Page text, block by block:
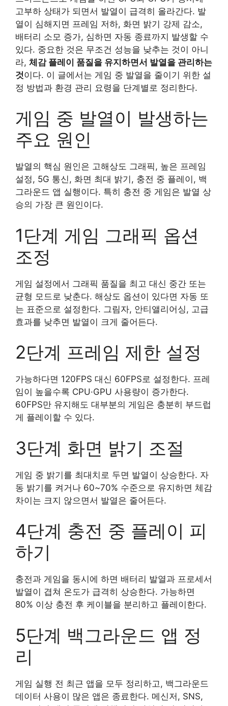
고부하 상태가 되면서 발열이 급격히 올라간다. 발
열이 심해지면 프레임 저하, 화면 밝기 강제 감소,
배터리 소모 증가, 심하면 자동 종료까지 발생할 수
있다. 중요한 것은 무조건 성능을 낮추는 것이 아니
라, 체감 플레이 품질을 유지하면서 발열을 관리하는
것이다. 이 글에서는 게임 중 발열을 줄이기 위한 설
정 방법과 환경 관리 요령을 단계별로 정리한다.
게임 중 발열이 발생하는
주요 원인
발열의 핵심 원인은 고해상도 그래픽, 높은 프레임
설정, 5G 통신, 화면 최대 밝기, 충전 중 플레이, 백
그라운드 앱 실행이다. 특히 충전 중 게임은 발열 상
승의 가장 큰 원인이다.
1단계 게임 그래픽 옵션
조정
게임 설정에서 그래픽 품질을 최고 대신 중간 또는
균형 모드로 낮춘다. 해상도 옵션이 있다면 자동 또
는 표준으로 설정한다. 그림자, 안티앨리어싱, 고급
효과를 낮추면 발열이 크게 줄어든다.
2단계 프레임 제한 설정
가능하다면 120FPS 대신 60FPS로 설정한다. 프레
임이 높을수록 CPU·GPU 사용량이 증가한다.
60FPS만 유지해도 대부분의 게임은 충분히 부드럽
게 플레이할 수 있다.
3단계 화면 밝기 조절
게임 중 밝기를 최대치로 두면 발열이 상승한다. 자
동 밝기를 켜거나 60~70% 수준으로 유지하면 체감
차이는 크지 않으면서 발열은 줄어든다.
4단계 충전 중 플레이 피
하기
충전과 게임을 동시에 하면 배터리 발열과 프로세서
발열이 겹쳐 온도가 급격히 상승한다. 가능하면
80% 이상 충전 후 케이블을 분리하고 플레이한다.
5단계 백그라운드 앱 정
리
게임 실행 전 최근 앱을 모두 정리하고, 백그라운드
데이터 사용이 많은 앱은 종료한다. 메신저, SNS,